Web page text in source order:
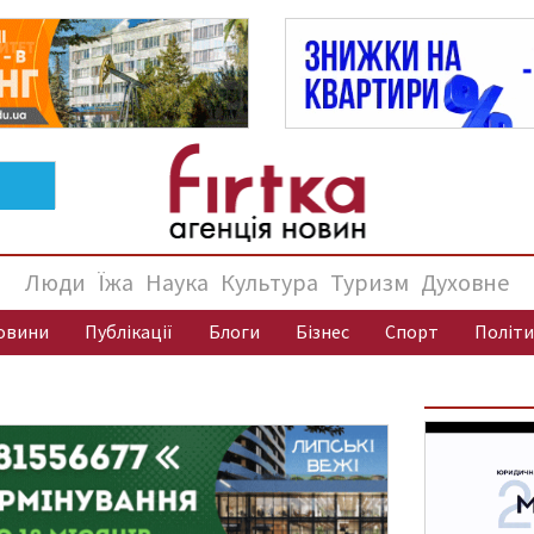
Люди Їжа Наука Культура Туризм Духовне
Публікації Блоги Бізнес Спорт